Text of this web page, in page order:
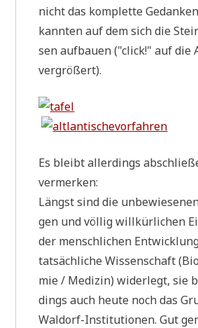
nicht das kom­plet­te
kann­ten auf dem sich die
sen auf­bau­en ("click!" auf die
vergrößert).
Es bleibt aller­dings
vermerken:
Längst sind die
gen und völ­lig will­kür­li­chen
der mensch­li­chen
tat­säch­li­che Wis­sen­schaft
mie / Medi­zin) wider­legt, sie
dings auch heu­te noch das
Wal­dorf-Insti­tu­tio­nen. Gut